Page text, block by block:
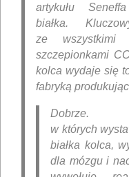
artykułu
białka.
ze wszystkimi
szczepionkami
kolca wydaje się
fabryką
Dobrze.
w których
białka kolca,
dla mózgu i